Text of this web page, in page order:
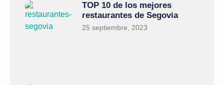
TOP 10 de los mejores
restaurantes de Segovia
25 septiembre, 2023